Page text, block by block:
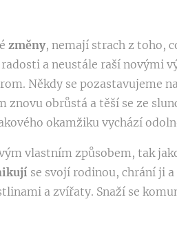
změny, nemají strach z toho,
a neustále raší novými
Někdy se pozastavujeme
obrůstá a těší se ze
okamžiku vychází
vlastním způsobem, tak
se svojí rodinou, chrání ji
a zvířaty. Snaží se